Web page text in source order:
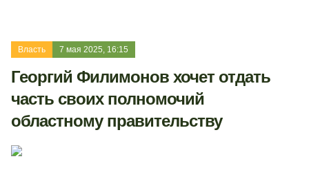
Власть 7 мая 2025, 16:15
Георгий Филимонов хочет отдать
часть своих полномочий
областному правительству